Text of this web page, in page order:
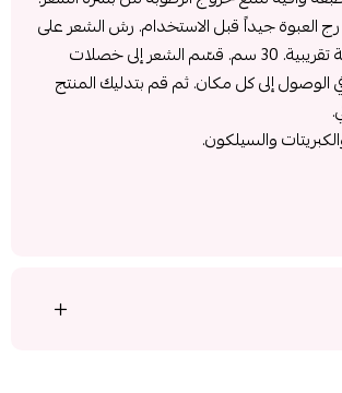
العبوة جيداً قبل الاستخدام. رش الشعر على
الجذور على مسافة تقريبية. 30 سم. قسّم الشعر إلى خصلات
الوصول إلى كل مكان. ثم قم بتدليك المنتج
والسيلكون.